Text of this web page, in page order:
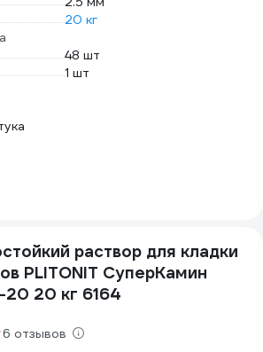
20 кг
48 шт
1 шт
раствор для кладки
PLITONIT СуперКамин
20 кг 6164
6 отзывов